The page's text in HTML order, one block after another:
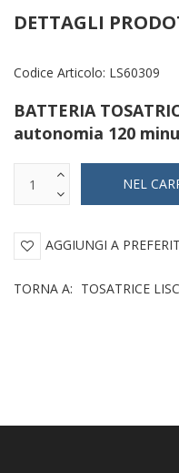
DETTAGLI
Codice Articolo: LS60309
BATTERIA
autonomia 120
AGGIUNGI A
TORNA A: TOSATRICE